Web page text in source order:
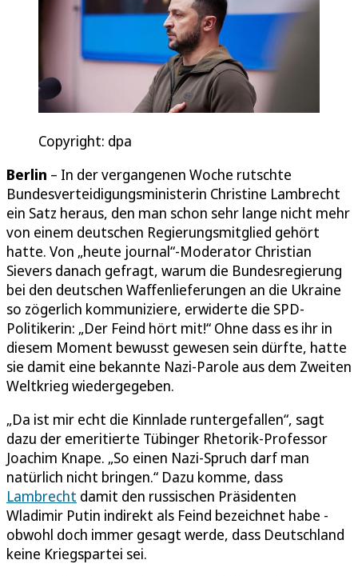
Copyright: dpa
Berlin – In der vergangenen Woche rutschte
Bundesverteidigungsministerin Christine Lambrecht
ein Satz heraus, den man schon sehr lange nicht mehr
von einem deutschen Regierungsmitglied gehört
hatte. Von „heute journal“-Moderator Christian
Sievers danach gefragt, warum die Bundesregierung
bei den deutschen Waffenlieferungen an die Ukraine
so zögerlich kommuniziere, erwiderte die SPD-
Politikerin: „Der Feind hört mit!“ Ohne dass es ihr in
diesem Moment bewusst gewesen sein dürfte, hatte
sie damit eine bekannte Nazi-Parole aus dem Zweiten
Weltkrieg wiedergegeben.
„Da ist mir echt die Kinnlade runtergefallen“, sagt
dazu der emeritierte Tübinger Rhetorik-Professor
Joachim Knape. „So einen Nazi-Spruch darf man
natürlich nicht bringen.“ Dazu komme, dass
Lambrecht damit den russischen Präsidenten
Wladimir Putin indirekt als Feind bezeichnet habe -
obwohl doch immer gesagt werde, dass Deutschland
keine Kriegspartei sei.